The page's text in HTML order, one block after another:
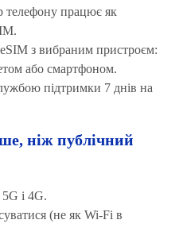
працює як
з вибраним пристроєм:
або смартфоном.
підтримки 7 днів на
ніж публічний
і 4G.
(не як Wi-Fi в